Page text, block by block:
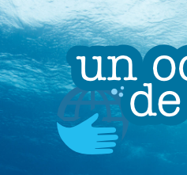
Skip
to
content